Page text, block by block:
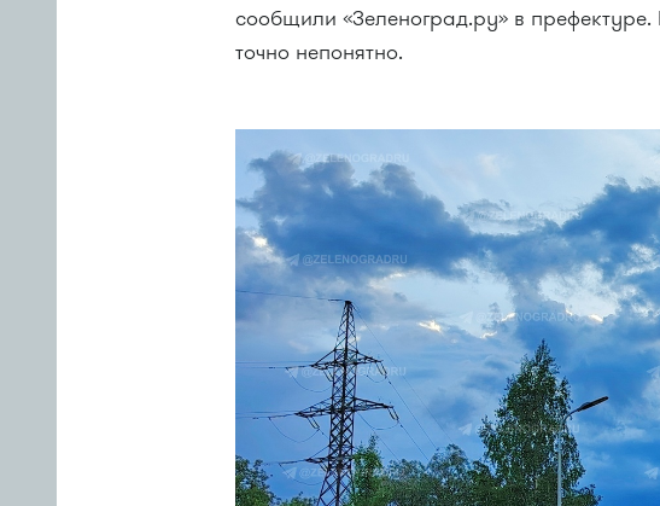
сообщили «Зеленоград.ру» в
точно непонятно.